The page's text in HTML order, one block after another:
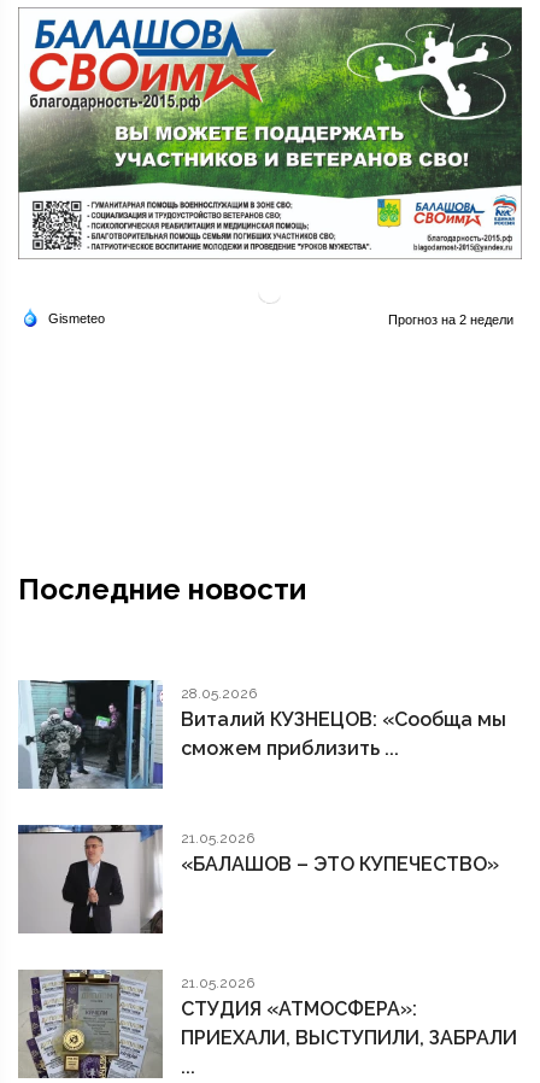
Последние новости
28.05.2026
Виталий КУЗНЕЦОВ: «Сообща мы
сможем приблизить ...
21.05.2026
«БАЛАШОВ – ЭТО КУПЕЧЕСТВО»
21.05.2026
СТУДИЯ «АТМОСФЕРА»:
ПРИЕХАЛИ, ВЫСТУПИЛИ, ЗАБРАЛИ
...